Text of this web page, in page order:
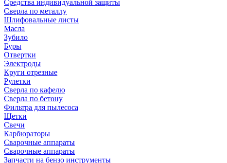
Средства индивидуальной защиты
Сверла по металлу
Шлифовальные листы
Масла
Зубило
Буры
Отвертки
Электроды
Круги отрезные
Рулетки
Сверла по кафелю
Сверла по бетону
Фильтра для пылесоса
Щетки
Свечи
Карбюраторы
Сварочные аппараты
Сварочные аппараты
Запчасти на бензо инструменты